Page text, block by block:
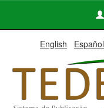
English Español